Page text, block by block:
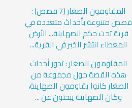
المقاومون الصغار (7 قصص) :
قصص متنوعة بأحداث متعددة في
قرية تحت حكم الصهاينة... الأرض
المعطاء انتشر الخبر في القرية...
المقاومون الصغار : تدور أحداث
هذه القصة حول مجموعة من
الصغار كانوا يقاومون الصهاينة،
وكان الصهاينة يبحثون عن ...